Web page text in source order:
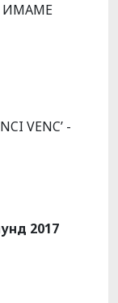
- ИМАМЕ
VENC’ -
2017